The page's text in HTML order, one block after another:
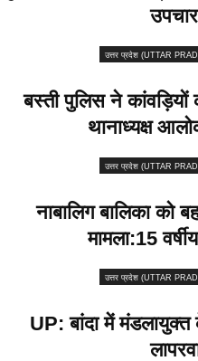
उत्तर प्रदेश (UTTAR
बस्ती पुलिस ने
थानाध्यक्ष
उत्तर प्रदेश (UTTAR
नाबालिग बालिका को
मामला:15
उत्तर प्रदेश (UTTAR
UP: बांदा में